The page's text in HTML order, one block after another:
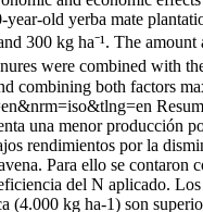
old yerba mate
300 kg ha⁻¹. The
were combined with
combining both factors
una menor producción
rendimientos por la
Para ello se
del N aplicado.
(4.000 kg ha-1) son